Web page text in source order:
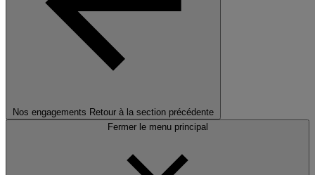
Nos engagements Retour à la section précédente
Fermer le menu principal